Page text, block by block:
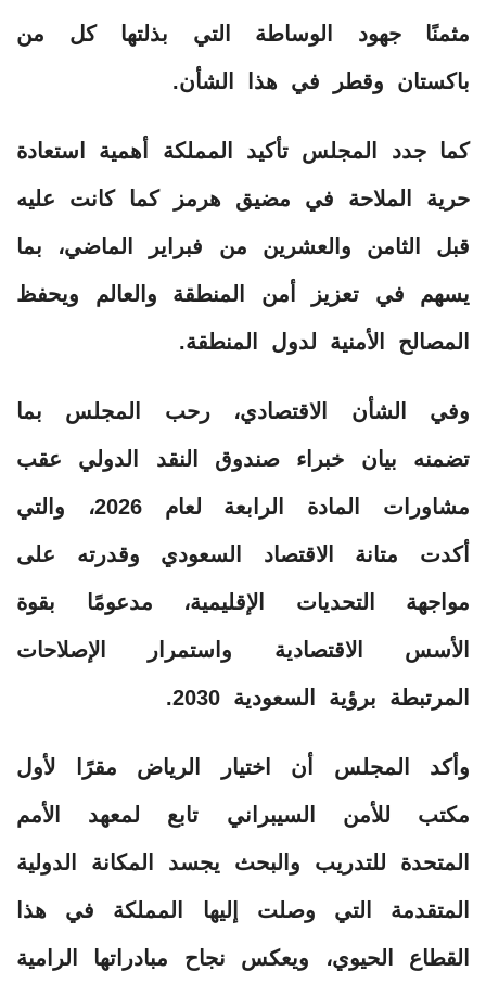
مثمنًا جهود الوساطة التي بذلتها كل من
باكستان وقطر في هذا الشأن.
كما جدد المجلس تأكيد المملكة أهمية استعادة
حرية الملاحة في مضيق هرمز كما كانت عليه
قبل الثامن والعشرين من فبراير الماضي، بما
يسهم في تعزيز أمن المنطقة والعالم ويحفظ
المصالح الأمنية لدول المنطقة.
وفي الشأن الاقتصادي، رحب المجلس بما
تضمنه بيان خبراء صندوق النقد الدولي عقب
مشاورات المادة الرابعة لعام 2026، والتي
أكدت متانة الاقتصاد السعودي وقدرته على
مواجهة التحديات الإقليمية، مدعومًا بقوة
الأسس الاقتصادية واستمرار الإصلاحات
المرتبطة برؤية السعودية 2030.
وأكد المجلس أن اختيار الرياض مقرًا لأول
مكتب للأمن السيبراني تابع لمعهد الأمم
المتحدة للتدريب والبحث يجسد المكانة الدولية
المتقدمة التي وصلت إليها المملكة في هذا
القطاع الحيوي، ويعكس نجاح مبادراتها الرامية